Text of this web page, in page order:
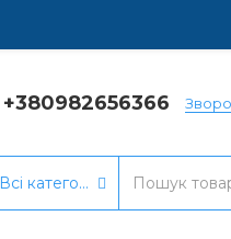
+380982656366
Всі категорії